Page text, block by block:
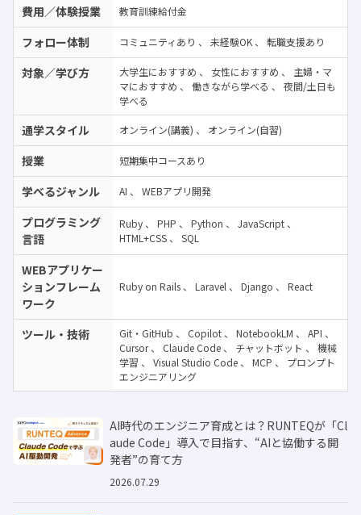
費用／体験授業 教育訓練給付金
フォロー体制 コミュニティあり 、 未経験OK 、 転職支援あり
対象／学び方 大学生におすすめ 、 女性におすすめ 、 主婦・マ
マにおすすめ 、 働きながら学べる 、 夜間/土日も
学べる
通学スタイル オンライン(講義) 、 オンライン(自習)
授業 短期集中コースあり
学べるジャンル AI 、 WEBアプリ開発
プログラミング
言語
Ruby 、 PHP 、 Python 、 JavaScript 、
HTML+CSS 、 SQL
WEBアプリケー
ションフレーム
ワーク
Ruby on Rails 、 Laravel 、 Django 、 React
ツール・技術 Git・GitHub 、 Copilot 、 NotebookLM 、 API 、
Cursor、 Claude Code 、 チャットボット 、 機械
学習 、 Visual Studio Code 、 MCP 、 プロンプト
エンジニアリング
AI時代のエンジニア育成とは？RUNTEQが「Cl
aude Code」導入で目指す、“AIと協働する開
発者”の育て方
2026.07.29